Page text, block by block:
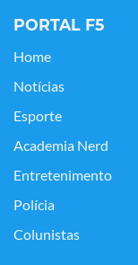
PORTAL F5
Home
Notícias
Esporte
Academia Nerd
Entretenimento
Polícia
Colunistas